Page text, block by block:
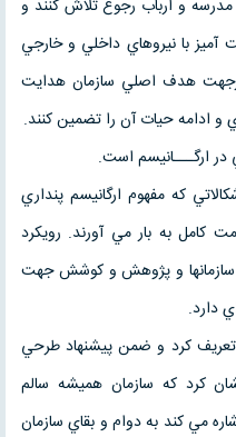
و ارباب رجوع تلاش كنند و
آميز با نيروهاي داخلي و خارجي
درجهت هدف اصلي سازمان هدايت
و ادامه حيات آن را تضمين كنند.
ارگـــانيسم است.
كه مفهوم ارگانيسم پنداري
كامل به بار مي آورند. رويكرد
سازمانها و پژوهش و كوشش جهت
دارد.
سلامت سازماني را مايلز در سال 1969 تعريف كرد و ضمن پيشنهاد طرحي
كرد كه سازمان هميشه سالم
مي كند به دوام و بقاي سازمان